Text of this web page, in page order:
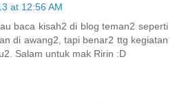
at 12:56 AM
baca kisah2 di blog teman2 seperti
di awang2, tapi benar2 ttg kegiatan
Salam untuk mak Ririn :D